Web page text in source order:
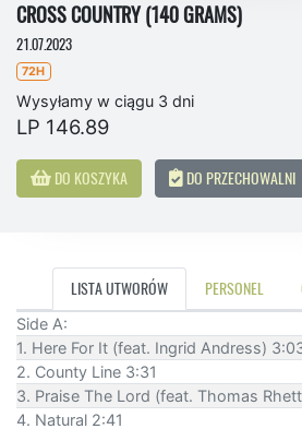
CROSS COUNTRY (140 GRAMS)
21.07.2023
72H
Wysyłamy w ciągu 3 dni
LP 146.89
DO KOSZYKA DO PRZECHOWALNI
LISTA UTWORÓW PERSONEL
Side A:
1. Here For It (feat. Ingrid Andress)
2. County Line 3:31
3. Praise The Lord (feat. Thomas
4. Natural 2:41